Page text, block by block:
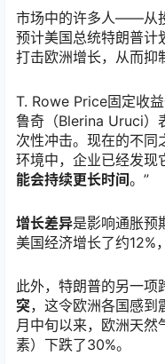
市场中的许多人——从
预计美国总统特朗普计
打击欧洲增长，从而抑
T. Rowe Price固定收
鲁奇（Blerina Uruci）
次性冲击。现在的不同
环境中，企业已经发现
能会持续更长时间。”
增长差异是影响通胀预
美国经济增长了约12%
此外，特朗普的另一项
突，这令欧洲各国感到
月中旬以来，欧洲天然
素）下跌了30%。